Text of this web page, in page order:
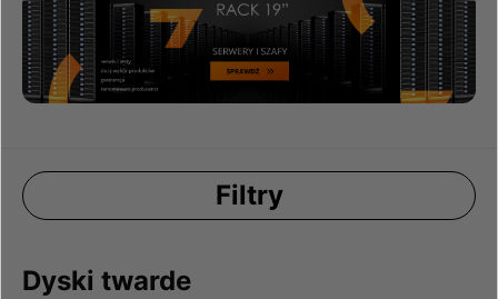
Filtry
Dyski twarde